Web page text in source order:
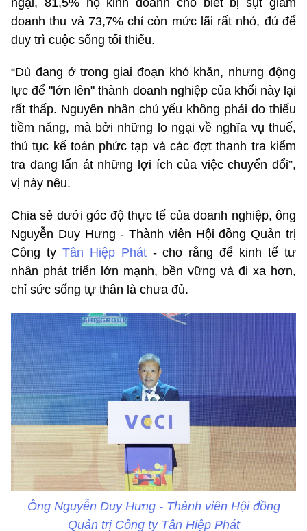
ngại, 81,5% hộ kinh doanh cho biết bị sụt giảm
doanh thu và 73,7% chỉ còn mức lãi rất nhỏ, đủ để
duy trì cuộc sống tối thiểu.
“Dù đang ở trong giai đoạn khó khăn, nhưng động
lực để "lớn lên" thành doanh nghiệp của khối này lại
rất thấp. Nguyên nhân chủ yếu không phải do thiếu
tiềm năng, mà bởi những lo ngại về nghĩa vụ thuế,
thủ tục kế toán phức tạp và các đợt thanh tra kiểm
tra đang lấn át những lợi ích của việc chuyển đổi”,
vị này nêu.
Chia sẻ dưới góc độ thực tế của doanh nghiệp, ông
Nguyễn Duy Hưng - Thành viên Hội đồng Quản trị
Công ty Tân Hiệp Phát- cho rằng để kinh tế tư
nhân phát triển lớn mạnh, bền vững và đi xa hơn,
chỉ sức sống tự thân là chưa đủ.
Ông Nguyễn Duy Hưng - Thành viên Hội đồng
Quản trị Công ty Tân Hiệp Phát